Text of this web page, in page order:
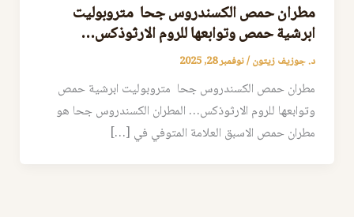
مطران حمص الكسندروس جحا متروبوليت
ابرشية حمص وتوابعها للروم الارثوذكس…
د. جوزيف زيتون/نوفمبر 28, 2025
مطران حمص الكسندروس جحا متروبوليت ابرشية حمص
وتوابعها للروم الارثوذكس… المطران الكسندروس جحا هو
مطران حمص الاسبق العلامة المتوفي في […]